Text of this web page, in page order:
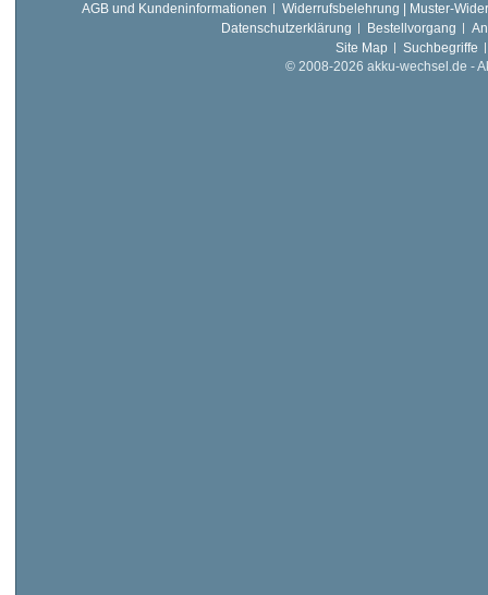
AGB und Kundeninformationen
Widerrufsbelehrung | Muster-
Datenschutzerklärung
Bestellvorgang
Site Map
Suchbegriffe
© 2008-2026 akku-wechsel.de -